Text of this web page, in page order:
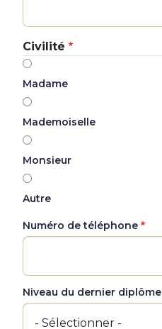
Civilité
Madame
Mademoiselle
Monsieur
Autre
Numéro de téléphone
Niveau du dernier